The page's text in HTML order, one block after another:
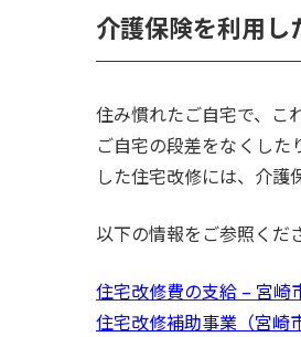
介護保険を利用し
住み慣れたご自宅で、こ
ご自宅の段差をなくし
した住宅改修には、介護
以下の情報をご参照くだ
住宅改修費の支給 – 宮
住宅改修補助事業（宮崎